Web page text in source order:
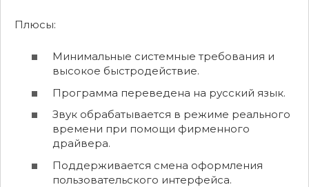
Плюсы:
Минимальные системные требования и
высокое быстродействие.
Программа переведена на русский язык.
Звук обрабатывается в режиме реального
времени при помощи фирменного
драйвера.
Поддерживается смена оформления
пользовательского интерфейса.